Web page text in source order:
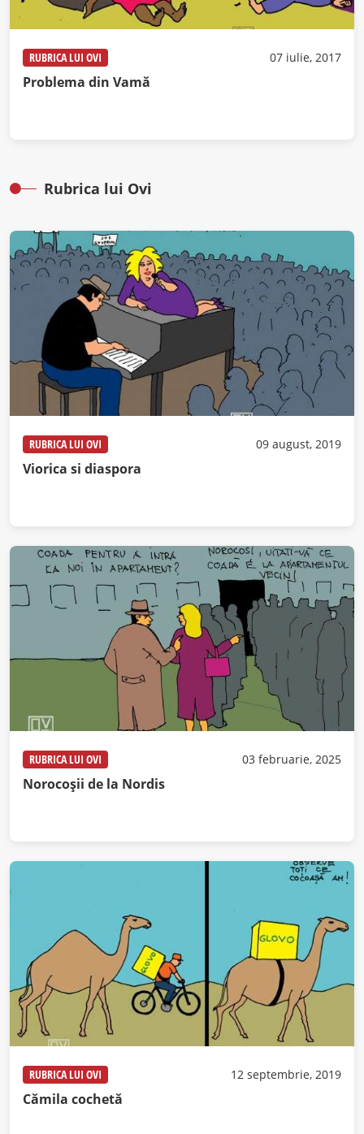
RUBRICA LUI OVI 07 iulie, 2017
Problema din Vamă
Rubrica lui Ovi
RUBRICA LUI OVI 09 august, 2019
Viorica si diaspora
RUBRICA LUI OVI 03 februarie, 2025
Norocoșii de la Nordis
RUBRICA LUI OVI 12 septembrie, 2019
Cămila cochetă